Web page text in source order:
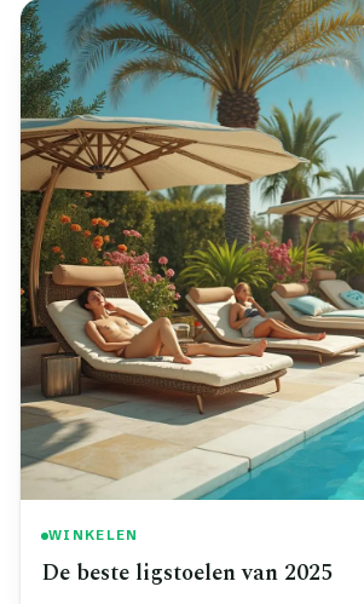
WINKELEN
De beste ligstoelen van 2025